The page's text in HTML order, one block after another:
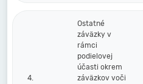
4.
Ostatné
záväzky v
rámci
podielovej
účasti okrem
záväzkov voči